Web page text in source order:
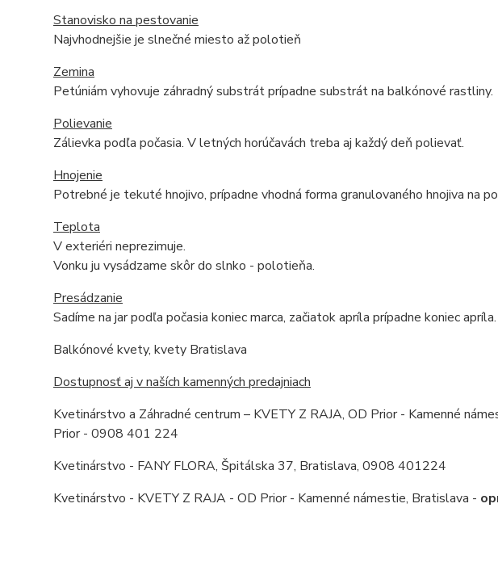
Stanovisko na pestovanie
Najvhodnejšie je slnečné miesto až polotieň
Zemina
Petúniám vyhovuje záhradný substrát prípadne substrát na balkónové rastliny.
Polievanie
Zálievka podľa počasia. V letných horúčavách treba aj každý deň polievať.
Hnojenie
Potrebné je tekuté hnojivo, prípadne vhodná forma granulovaného hnojiva na
Teplota
V exteriéri neprezimuje.
Vonku ju vysádzame skôr do slnko - polotieňa.
Presádzanie
Sadíme na jar podľa počasia koniec marca, začiatok apríla prípadne koniec apríla.
Balkónové kvety, kvety Bratislava
Dostupnosť aj v naších kamenných predajniach
Kvetinárstvo a Záhradné centrum – KVETY Z RAJA, OD Prior - Kamenné
Prior - 0908 401 224
Kvetinárstvo - FANY FLORA, Špitálska 37, Bratislava, 0908 401224
Kvetinárstvo - KVETY Z RAJA - OD Prior - Kamenné námestie, Bratislava -